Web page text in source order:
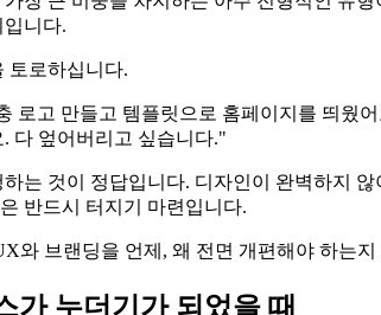
니다.
토로하십니다.
로고 만들고 템플릿으로 홈페이지를 띄웠
다 엎어버리고 싶습니다."
는 것이 정답입니다. 디자인이 완벽하지
반드시 터지기 마련입니다.
와 브랜딩을 언제, 왜 전면 개편해야 하는
가 누더기가 되었을 때